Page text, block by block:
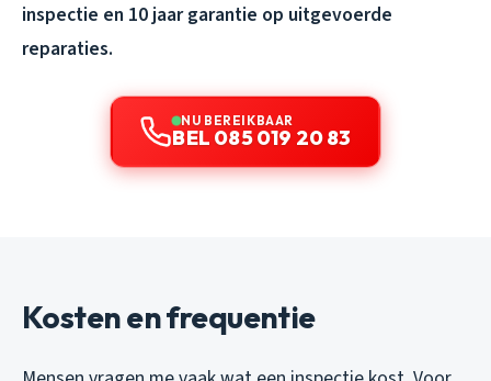
inspectie en 10 jaar garantie op uitgevoerde
reparaties.
NU BEREIKBAAR
BEL 085 019 20 83
Kosten en frequentie